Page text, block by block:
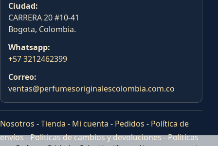
Ciudad:
CARRERA 20 #10-41
Bogota, Colombia.
Whatsapp:
+57 3212462399
Correo:
ventas@perfumesoriginalescolombia.com.co
Nosotros -Tienda - Mi cuenta - Pedidos - Política de
envíos-Politicas de cambios y devoluciones-Politicas